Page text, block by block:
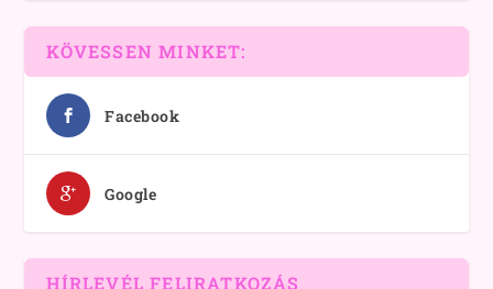
KÖVESSEN MINKET:
Facebook
Google
HÍRLEVÉL FELIRATKOZÁS